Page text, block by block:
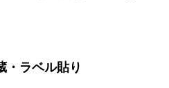
・ラベル貼り